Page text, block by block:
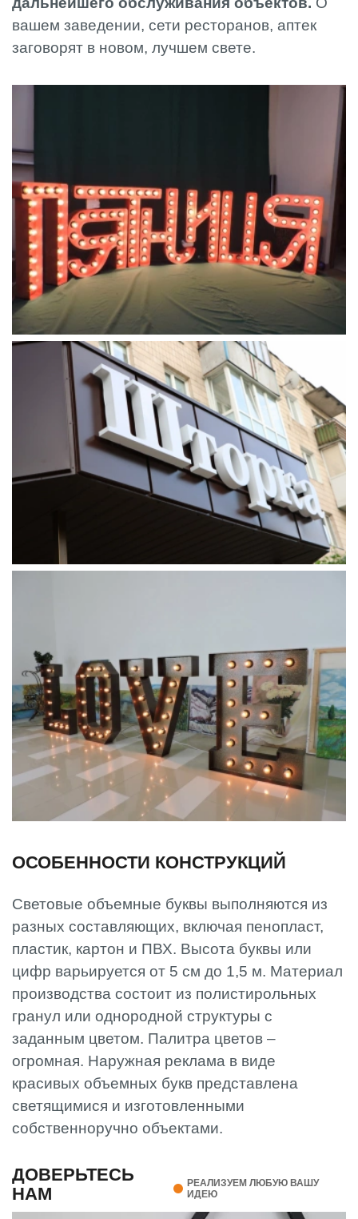
вашем заведении, сети ресторанов, аптек
заговорят в новом, лучшем свете.
ОСОБЕННОСТИ КОНСТРУКЦИЙ
Световые объемные буквы выполняются из
разных составляющих, включая пенопласт,
пластик, картон и ПВХ. Высота буквы или
цифр варьируется от 5 см до 1,5 м. Материал
производства состоит из полистирольных
гранул или однородной структуры с
заданным цветом. Палитра цветов –
огромная. Наружная реклама в виде
красивых объемных букв представлена ​​
светящимися и изготовленными
собственноручно объектами.
ДОВЕРЬТЕСЬ
НАМ
РЕАЛИЗУЕМ ЛЮБУЮ ВАШУ
ИДЕЮ